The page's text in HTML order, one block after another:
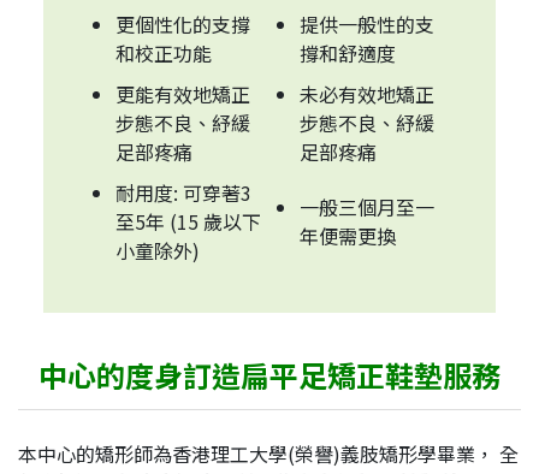
更個性化的支撐
和校正功能
提供一般性的支
撐和舒適度
更能有效地矯正
步態不良、紓緩
足部疼痛
未必有效地矯正
步態不良、紓緩
足部疼痛
耐用度: 可穿著3
至5年 (15 歲以下
小童除外)
一般三個月至一
年便需更換
中心的度身訂造扁平足矯正鞋墊服務
本中心的矯形師為香港理工大學(榮譽)義肢矯形學畢業， 全